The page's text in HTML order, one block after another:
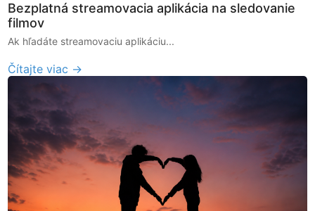
Bezplatná streamovacia aplikácia na sledovanie
filmov
Ak hľadáte streamovaciu aplikáciu...
Čítajte viac →